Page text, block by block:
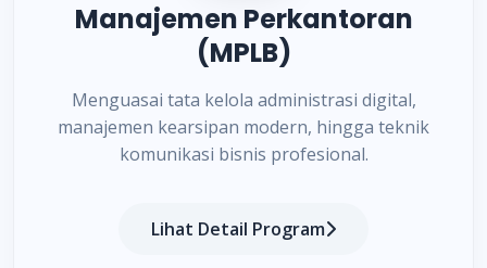
Manajemen Perkantoran
(MPLB)
Menguasai tata kelola administrasi digital,
manajemen kearsipan modern, hingga teknik
komunikasi bisnis profesional.
Lihat Detail Program